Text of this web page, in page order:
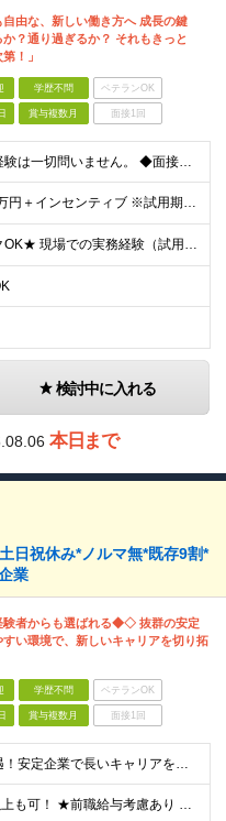
自由な、新しい働き方へ 成長の鍵
か？通り過ぎるか？ それもきっと
！」
学歴不問 ベテランOK
賞与複数月 面接1回
◆学歴・知識・経験は一切問いません。 ◆面接は「履歴書」「実務経験」「スーツ」不要。 「意欲」「人柄」重視の採用です。 やる気のある方を広く受け入れ、 努力や結果に報いる組織を作ります。 ミスマッ
月給28万円～35万円＋インセンティブ ※試用期間3ヶ月（契約社員）：月給23万円 ※時間外手当は別途全額支給します ◎給与にプラスしてもらえる手当・インセンティブ ■通勤費(規定あり) ■業績手
★リモートワークOK★ 現場での実務経験（試用期間含む）12ヶ月後、基準を満たした方は リモート勤務が可能です！ ※成果状況に応じて出社勤務へ変更となる場合があります。 【本社】 東京都中央区銀座1
検討中に入れる
本日まで
日祝休み*ノルマ無*既存9割*
業
者からも選ばれる◆◇ 抜群の安定
すい環境で、新しいキャリアを切り拓
学歴不問 ベテランOK
賞与複数月 面接1回
＼業界経験者優遇！安定企業で長いキャリアを歩みませんか？／ ◆学歴不問 ◆未経験OK ★30代40代活躍中 将来的には店長として活躍できるキャリアパスもご用意。 同業界の方はその経験を活かして、 早
★年収600万円以上も可！ ★前職給与考慮あり 月給28万円～45万円+賞与年2回 ※給与は経験・スキルを考慮の上、決定します。（優遇あり） ※残業代別途全額支給致します。 ※試用期間3ヶ月(待遇の